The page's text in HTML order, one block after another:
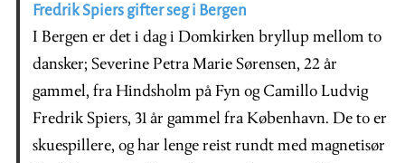
Fredrik Spiers gifter seg i Bergen
I Bergen er det i dag i Domkirken bryllup mellom to
dansker; Severine Petra Marie Sørensen, 22 år
gammel, fra Hindsholm på Fyn og Camillo Ludvig
Fredrik Spiers, 31 år gammel fra København. De to er
skuespillere, og har lenge reist rundt med magnetisør